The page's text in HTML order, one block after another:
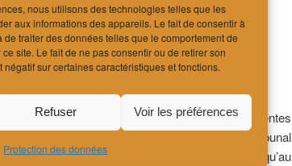
nous utilisons des technologies telles que les
aux informations des appareils. Le fait de consentir à
traiter des données telles que le comportement de
site. Le fait de ne pas consentir ou de retirer son
sur certaines caractéristiques et fonctions.
Refuser Voir les préférences
Protection des données
lors d’expertises dans le cadre de différentes
Paix, Tribunal des Baux, Tribunal civil, Tribunal
tant au niveau des premières instances qu’au